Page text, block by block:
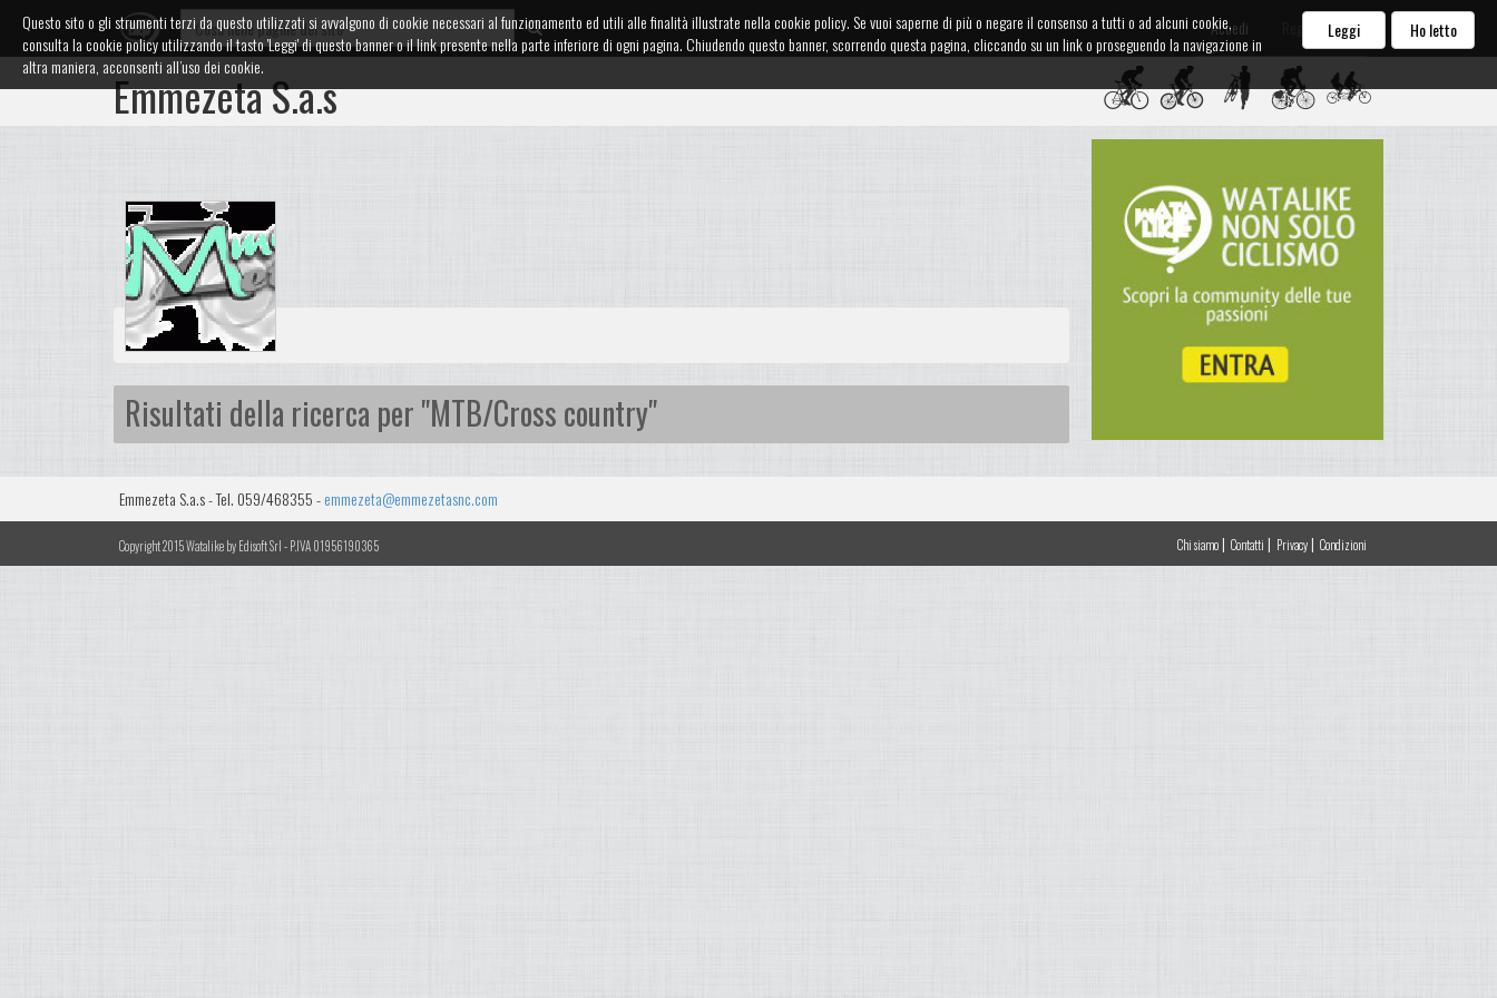
Accedi Registrati
Emmezeta S.a.s
Risultati della ricerca per "MTB/Cross country"
Emmezeta S.a.s - Tel. 059/468355 -emmezeta@emmezetasnc.com
Copyright 2015 Watalike by Edisoft Srl - P.IVA 01956190365 Chi siamo | Contatti | Privacy | Condizioni
Questo sito o gli strumenti terzi da questo utilizzati si avvalgono di cookie necessari al funzionamento ed utili alle finalità illustrate nella cookie policy. Se vuoi saperne di più o negare il consenso a tutti o ad alcuni cookie,
consulta la cookie policy utilizzando il tasto 'Leggi' di questo banner o il link presente nella parte inferiore di ogni pagina. Chiudendo questo banner, scorrendo questa pagina, cliccando su un link o proseguendo la navigazione in
altra maniera, acconsenti all’uso dei cookie.
Leggi Ho letto